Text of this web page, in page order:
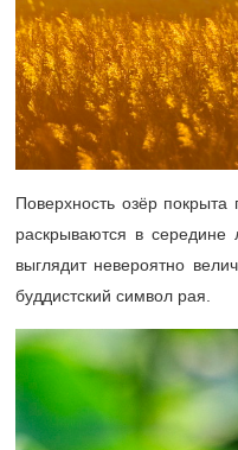
Поверхность озёр
раскрываются в
выглядит невероятно
буддистский символ рая.